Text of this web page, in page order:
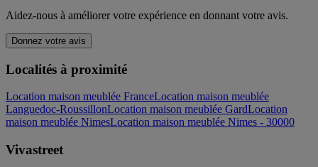
Aidez-nous à améliorer votre expérience en donnant votre avis.
Donnez votre avis
Localités à proximité
Location maison meublée FranceLocation maison meublée
Languedoc-RoussillonLocation maison meublée GardLocation
maison meublée NimesLocation maison meublée Nimes - 30000
Vivastreet